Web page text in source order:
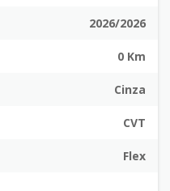
2026/2026
0 Km
Cinza
CVT
Flex